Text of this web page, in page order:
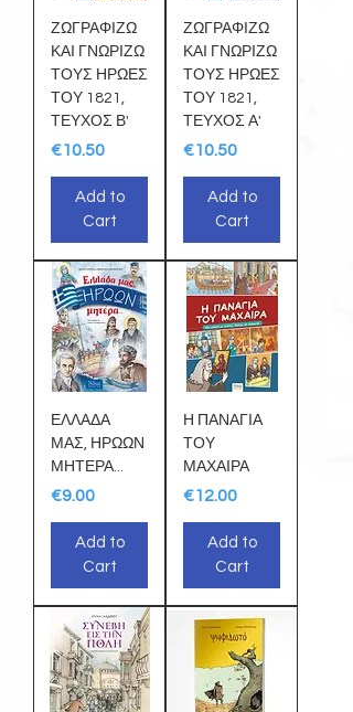
ΖΩΓΡΑΦΙΖΩ
ΚΑΙ ΓΝΩΡΙΖΩ
ΤΟΥΣ ΗΡΩΕΣ
ΤΟΥ 1821,
ΤΕΥΧΟΣ Β'
Price
€10.50
Add to
Cart
ΖΩΓΡΑΦΙΖΩ
ΚΑΙ ΓΝΩΡΙΖΩ
ΤΟΥΣ ΗΡΩΕΣ
ΤΟΥ 1821,
ΤΕΥΧΟΣ Α'
Price
€10.50
Add to
Cart
ΕΛΛΑΔΑ
ΜΑΣ, ΗΡΩΩΝ
ΜΗΤΕΡΑ...
Price
€9.00
Add to
Cart
Η ΠΑΝΑΓΙΑ
ΤΟΥ
ΜΑΧΑΙΡΑ
Price
€12.00
Add to
Cart